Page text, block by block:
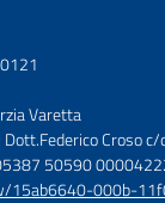
Varetta
Croso
50590
15ab6640-000b-